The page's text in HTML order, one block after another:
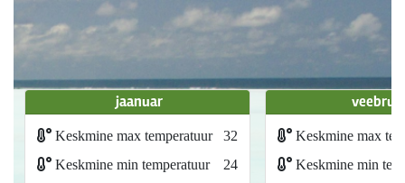
jaanuar
Keskmine max temperatuur
32
Keskmine min temperatuur
24
Keskmine max
Keskmine min